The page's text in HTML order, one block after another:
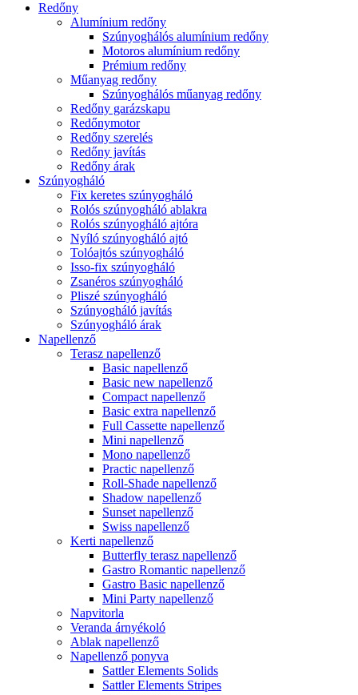
Redőny
Alumínium redőny
Szúnyoghálós alumínium redőny
Motoros alumínium redőny
Prémium redőny
Műanyag redőny
Szúnyoghálós műanyag redőny
Redőny garázskapu
Redőnymotor
Redőny szerelés
Redőny javítás
Redőny árak
Szúnyogháló
Fix keretes szúnyogháló
Rolós szúnyogháló ablakra
Rolós szúnyogháló ajtóra
Nyíló szúnyogháló ajtó
Tolóajtós szúnyogháló
Isso-fix szúnyogháló
Zsanéros szúnyogháló
Pliszé szúnyogháló
Szúnyogháló javítás
Szúnyogháló árak
Napellenző
Terasz napellenző
Basic napellenző
Basic new napellenző
Compact napellenző
Basic extra napellenző
Full Cassette napellenző
Mini napellenző
Mono napellenző
Practic napellenző
Roll-Shade napellenző
Shadow napellenző
Sunset napellenző
Swiss napellenző
Kerti napellenző
Butterfly terasz napellenző
Gastro Romantic napellenző
Gastro Basic napellenző
Mini Party napellenző
Napvitorla
Veranda árnyékoló
Ablak napellenző
Napellenző ponyva
Sattler Elements Solids
Sattler Elements Stripes